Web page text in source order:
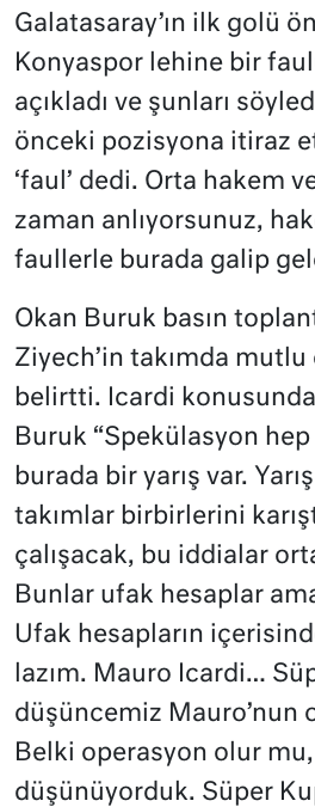
Galatasaray’ın ilk golü
Konyaspor lehine bir
açıkladı ve şunları
önceki pozisyona itiraz
‘faul’ dedi. Orta hakem
zaman anlıyorsunuz,
faullerle burada galip
Okan Buruk basın
Ziyech’in takımda
belirtti. Icardi
Buruk “Spekülasyon
burada bir yarış var.
takımlar birbirlerini
çalışacak, bu iddialar
Bunlar ufak hesaplar
Ufak hesapların
lazım. Mauro Icardi…
düşüncemiz Mauro’nun
Belki operasyon olur mu,
düşünüyorduk. Süper